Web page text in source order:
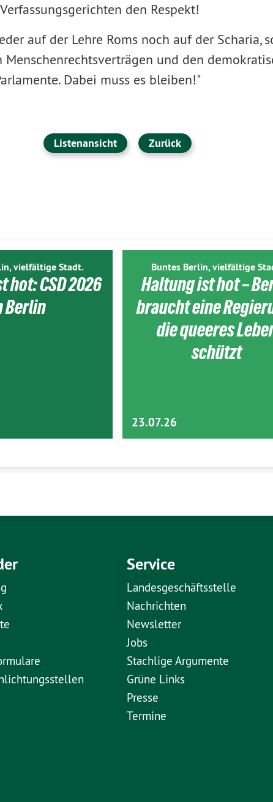
den Respekt!
auf der Lehre Roms noch auf der Scharia,
Menschenrechtsverträgen und den
Dabei muss es bleiben!"
Listenansicht Zurück
vielfältige Stadt.
hot: CSD 2026
Berlin
Buntes Berlin, vielfältige
Haltung ist hot –
braucht eine
die queeres
schützt
23.07.26
Service
Landesgeschäftsstelle
Nachrichten
Newsletter
Jobs
Stachlige Argumente
Grüne Links
Presse
Termine